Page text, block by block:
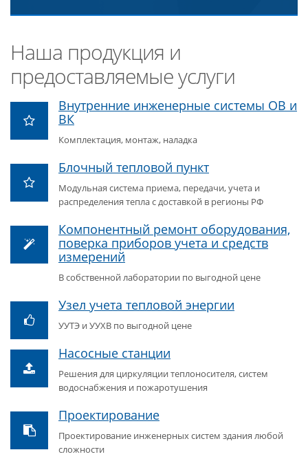
Наша продукция и
предоставляемые услуги
Внутренние инженерные системы ОВ и
ВК
Комплектация, монтаж, наладка
Блочный тепловой пункт
Модульная система приема, передачи, учета и
распределения тепла с доставкой в регионы РФ
Компонентный ремонт оборудования,
поверка приборов учета и средств
измерений
В собственной лаборатории по выгодной цене
Узел учета тепловой энергии
УУТЭ и УУХВ по выгодной цене
Насосные станции
Решения для циркуляции теплоносителя, систем
водоснабжения и пожаротушения
Проектирование
Проектирование инженерных систем здания любой
сложности